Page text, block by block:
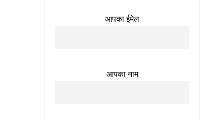
आपका ईमेल
आपका नाम